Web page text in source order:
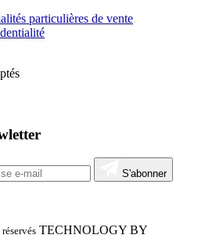
particulières de vente
S'abonner
TECHNOLOGY BY